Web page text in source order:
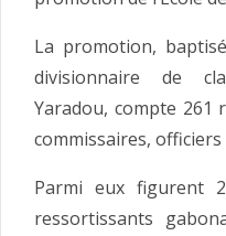
La promotion,
divisionnaire de
Yaradou, compte 261
commissaires,
Parmi eux figurent
ressortissants